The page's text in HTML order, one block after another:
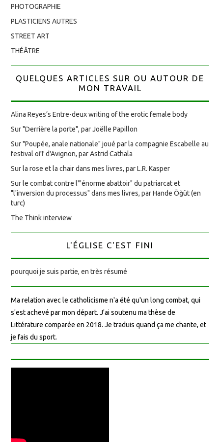
PHOTOGRAPHIE
PLASTICIENS AUTRES
STREET ART
THÉÂTRE
QUELQUES ARTICLES SUR OU AUTOUR DE
MON TRAVAIL
Alina Reyes’s Entre-deux writing of the erotic female body
Sur "Derrière la porte", par Joëlle Papillon
Sur "Poupée, anale nationale" joué par la compagnie Escabelle au
festival off d'Avignon, par Astrid Cathala
Sur la rose et la chair dans mes livres, par L.R. Kasper
Sur le combat contre l'"énorme abattoir" du patriarcat et
"l'inversion du processus" dans mes livres, par Hande Öğüt (en
turc)
The Think interview
L'ÉGLISE C'EST FINI
pourquoi je suis partie, en très résumé
Ma relation avec le catholicisme n'a été qu'un long combat, qui
s'est achevé par mon départ. J'ai soutenu ma thèse de
Littérature comparée en 2018. Je traduis quand ça me chante, et
je fais du sport.